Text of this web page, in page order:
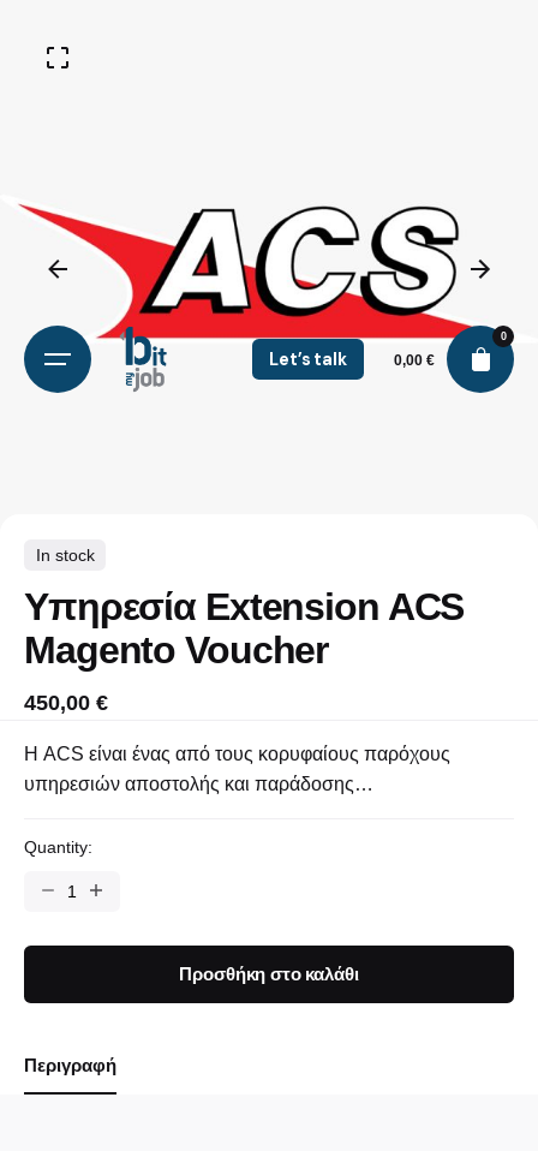
Let’s talk 0,00€
0
In stock
Υπηρεσία Extension ACS
Magento Voucher
450,00 €
Η ACS είναι ένας από τους κορυφαίους παρόχους
υπηρεσιών αποστολής και παράδοσης…
Quantity:
Προσθήκη στο καλάθι
Περιγραφή